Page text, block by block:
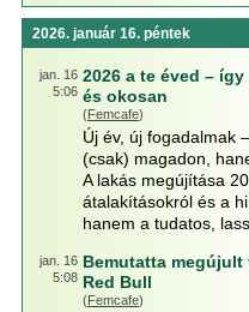
2026. január 16. péntek
jan. 16
5:06
2026 a te éved –
és okosan
(Femcafe)
Új év, új fogadalmak
(csak) magadon,
A lakás megújítása
átalakításokról és a
hanem a tudatos,
jan. 16
5:08
Bemutatta megújult
Red Bull
(Femcafe)